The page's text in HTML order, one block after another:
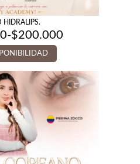
HIDRALIPS.
$200.000
-
Rango
de
precios:
desde
$200.000
hasta
$400.000